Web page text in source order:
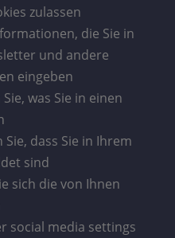
zulassen
die Sie in
und andere
eingeben
was Sie in einen
dass Sie in Ihrem
sind
sich die von Ihnen
social media settings